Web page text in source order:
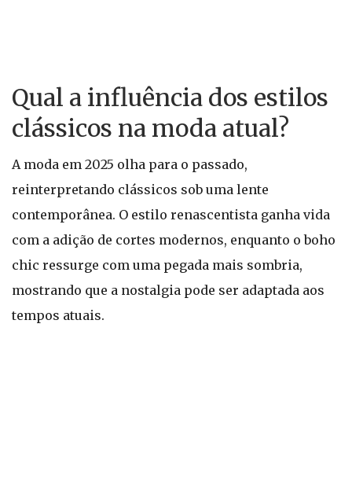
Qual a influência dos estilos
clássicos na moda atual?
A moda em 2025 olha para o passado,
reinterpretando clássicos sob uma lente
contemporânea. O estilo renascentista ganha vida
com a adição de cortes modernos, enquanto o boho
chic ressurge com uma pegada mais sombria,
mostrando que a nostalgia pode ser adaptada aos
tempos atuais.